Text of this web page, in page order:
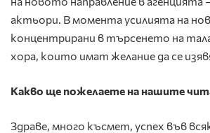
актьори. В момента усилията на
концентрирани в търсенето на
хора, които имат желание да се
Какво ще пожелаете на нашите
Здраве, много късмет, успех във